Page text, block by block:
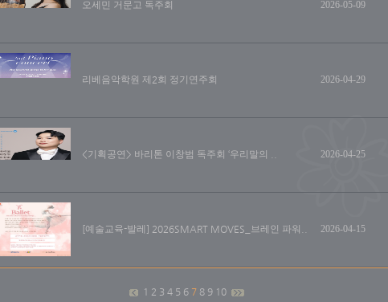
오세민 거문고 독주회 2026-05-09
리베음악학원 제2회 정기연주회 2026-04-29
<기획공연> 바리톤 이창범 독주회 ‘우리말의 .. 2026-04-25
[예술교육-발레] 2026SMART MOVES_브레인 파워.. 2026-04-15
1 2 3 4 5 6 7 8 9 10